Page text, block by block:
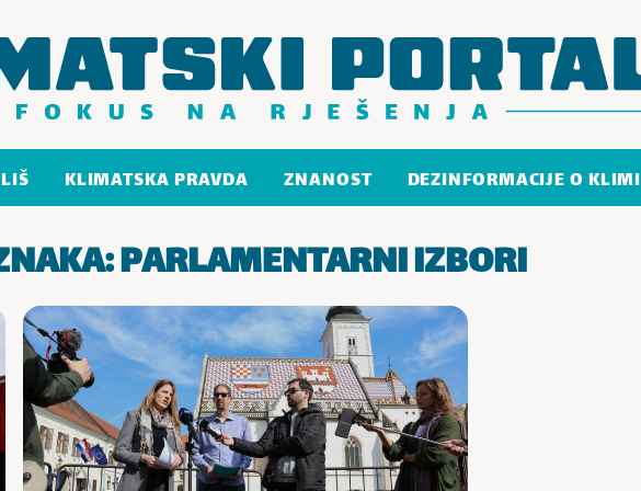
KLIMATSKA PRAVDA ZNANOST DEZINFORMACIJE O KLIMI
PARLAMENTARNI IZBORI